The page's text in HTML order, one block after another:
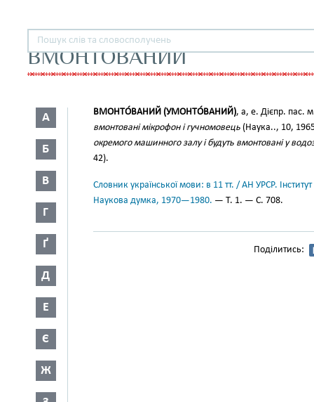
ВМОНТОВАНИЙ
А
Б
В
Г
Ґ
Д
Е
Є
Ж
ВМОНТО́ВАНИЙ (УМОНТО́ВАНИЙ), а, е. Дієпр. пас.
вмонтовані мікрофон і гучномовець (Наука.., 10,
окремого машинного залу і будуть вмонтовані у
42).
Словник української мови: в 11 тт. / АН УРСР.
Наукова думка, 1970—1980. — Т. 1. — С. 708.
Поділитись: